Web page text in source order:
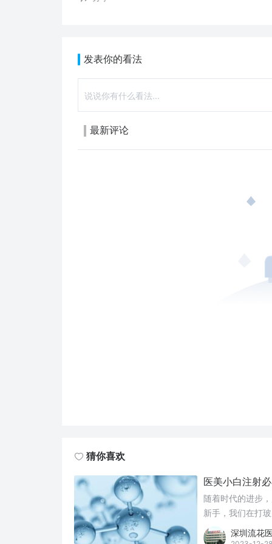
发表你的看法
最新评论
猜你喜欢
医美小白注射
随着时代的进步
新手，我们在打
深圳流花